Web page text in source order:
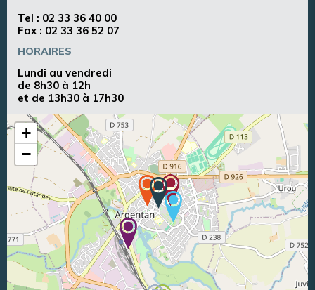
Tel : 02 33 36 40 00
Fax : 02 33 36 52 07
HORAIRES
Lundi au vendredi
de 8h30 à 12h
et de 13h30 à 17h30
+
−